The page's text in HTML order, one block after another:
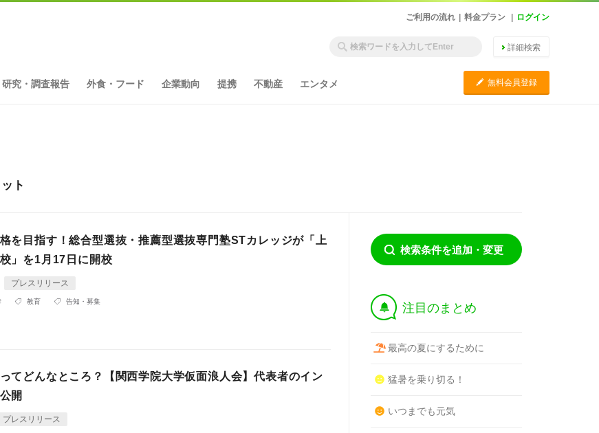
ご利用の流れ 料金プラン ログイン
詳細検索
研究・調査報告 外食・フード 企業動向 提携 不動産 エンタメ C 無料会員登録
ト
を目指す！総合型選抜・推薦型選抜専門塾STカレッジが「上
」を1月17日に開校
プレスリリース
教育 告知・募集
ってどんなところ？【関西学院大学仮面浪人会】代表者のイン
開
プレスリリース
検索条件を追加・変更
† 注目のまとめ
最高の夏にするために
猛暑を乗り切る！
いつまでも元気